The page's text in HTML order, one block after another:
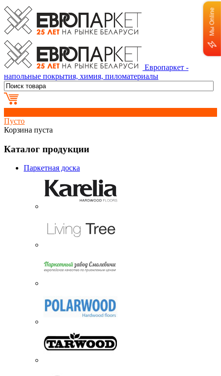
Европаркет -
напольные покрытия, химия, пиломатериалы
Пусто
Корзина пуста
Каталог продукции
Паркетная доска
Мы Online